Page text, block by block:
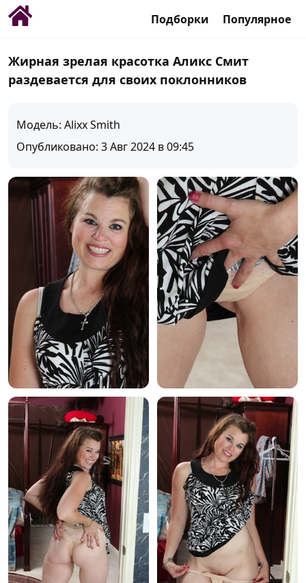
Подборки Популярное
Жирная зрелая красотка Аликс Смит
раздевается для своих поклонников
Модель: Alixx Smith
Опубликовано: 3 Авг 2024 в 09:45